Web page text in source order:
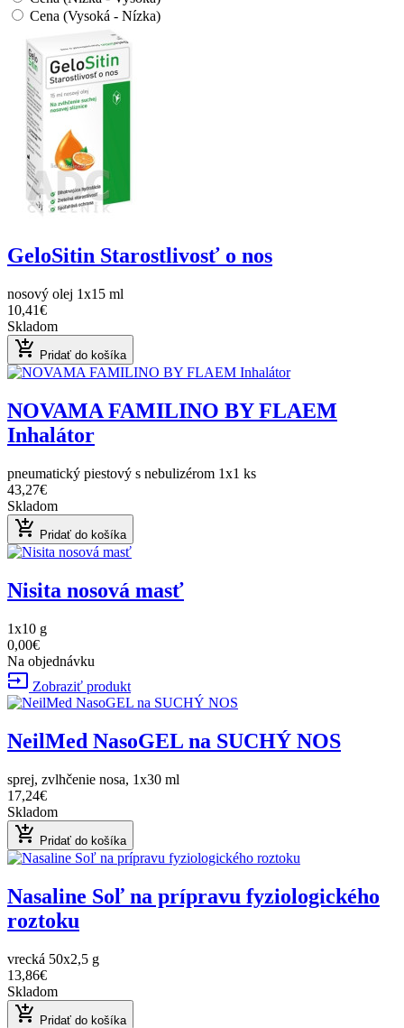
Cena (Vysoká - Nízka)
GeloSitin Starostlivosť o nos
nosový olej 1x15 ml
10,41€
Skladom
add_shopping_cart Pridať do košíka
NOVAMA FAMILINO BY FLAEM
Inhalátor
pneumatický piestový s nebulizérom 1x1 ks
43,27€
Skladom
add_shopping_cart Pridať do košíka
Nisita nosová masť
1x10 g
0,00€
Na objednávku
input Zobraziť produkt
NeilMed NasoGEL na SUCHÝ NOS
sprej, zvlhčenie nosa, 1x30 ml
17,24€
Skladom
add_shopping_cart Pridať do košíka
Nasaline Soľ na prípravu fyziologického
roztoku
vrecká 50x2,5 g
13,86€
Skladom
add_shopping_cart Pridať do košíka